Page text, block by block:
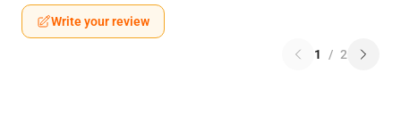
Write your review
1 / 2